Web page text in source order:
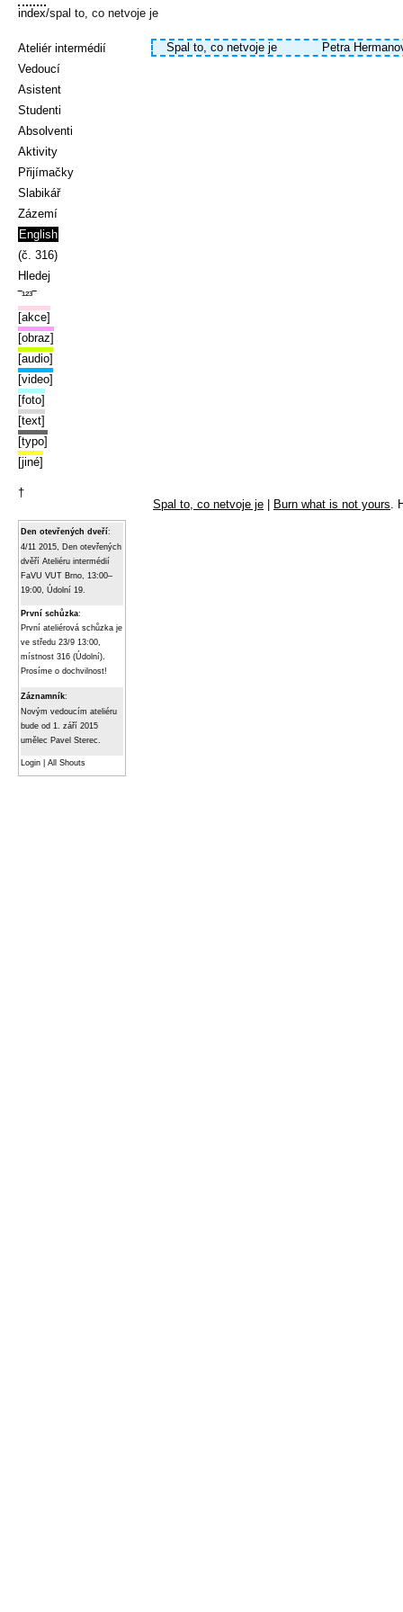
index/spal to, co netvoje je
Ateliér intermédií
Vedoucí
Asistent
Studenti
Absolventi
Aktivity
Přijímačky
Slabikář
Zázemí
English
(č. 316)
Hledej
‾¹²³‾
[akce]
[obraz]
[audio]
[video]
[foto]
[text]
[typo]
[jiné]
†
Den otevřených dveří:
4/11 2015, Den otevřených
dvěří Ateliéru intermédií
FaVU VUT Brno, 13:00–
19:00, Údolní 19.
První schůzka:
První ateliérová schůzka je
ve středu 23/9 13:00,
místnost 316 (Údolní).
Prosíme o dochvilnost!
Záznamník:
Novým vedoucím ateliéru
bude od 1. září 2015
umělec Pavel Sterec.
Login All Shouts
Spal to, co netvoje je Petra
Spal to, co netvoje je Burn what is not yours.